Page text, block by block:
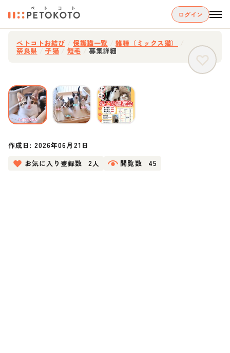
ログイン
ペトコトお結び 保護猫一覧 雑種（ミックス猫）
奈良県 子猫 短毛 募集詳細
作成日:2026年06月21日
お気に入り登録数
2人 閲覧数 45